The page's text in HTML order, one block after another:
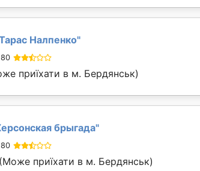
Налпенко"
80
приїхати в м. Бердянськ)
брыгада"
80
(Може приїхати в м. Бердянськ)